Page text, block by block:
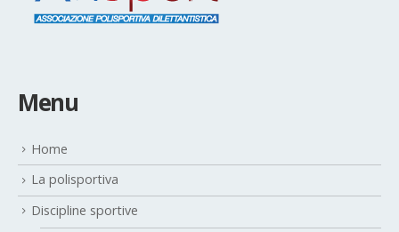
Menu
Home
La polisportiva
Discipline sportive